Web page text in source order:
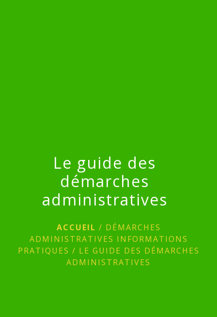
Le guide des
démarches
administratives
ACCUEIL / DÉMARCHES
ADMINISTRATIVES INFORMATIONS
PRATIQUES / LE GUIDE DES DÉMARCHES
ADMINISTRATIVES